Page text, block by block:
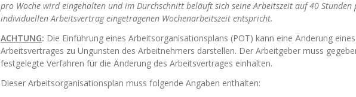
pro Woche wird eingehalten und im Durchschnitt beläuft sich seine Arbeitszeit auf 40 Stunden
individuellen Arbeitsvertrag eingetragenen Wochenarbeitszeit entspricht.
ACHTUNG: Die Einführung eines Arbeitsorganisationsplans (POT) kann eine Änderung
Arbeitsvertrages zu Ungunsten des Arbeitnehmers darstellen. Der Arbeitgeber muss
festgelegte Verfahren für die Änderung des Arbeitsvertrages einhalten.
Dieser Arbeitsorganisationsplan muss folgende Angaben enthalten: